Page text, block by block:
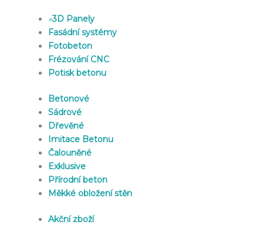
»3D Panely
Fasádní systémy
Fotobeton
Frézování CNC
Potisk betonu
Betonové
Sádrové
Dřevěné
Imitace Betonu
Čalouněné
Exklusive
Přírodní beton
Měkké obložení stěn
Akční zboží